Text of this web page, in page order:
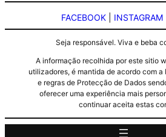
FACEBOOK INSTAGRAM
Seja responsável. Viva e beba
A informação recolhida por este sitio
utilizadores, é mantida de acordo com
e regras de Protecção de Dados
oferecer uma experiência mais
continuar aceita estas